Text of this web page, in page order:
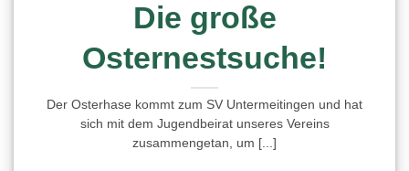
Die große
Osternestsuche!
Der Osterhase kommt zum SV Untermeitingen und hat
sich mit dem Jugendbeirat unseres Vereins
zusammengetan, um [...]